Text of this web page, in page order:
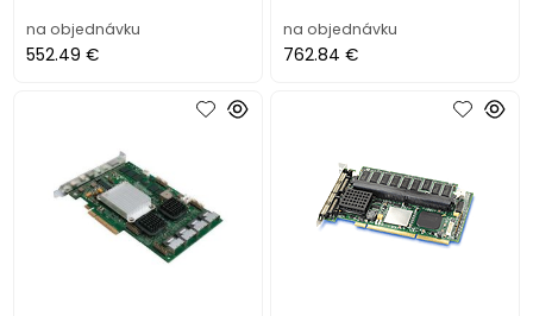
na objednávku
552.49 €
na objednávku
762.84 €